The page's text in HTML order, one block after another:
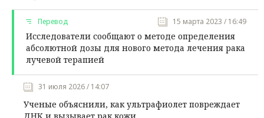
Перевод 15 марта 2023 / 16:49
Исследователи сообщают о методе определения
абсолютной дозы для нового метода лечения рака
лучевой терапией
31 июля 2026 / 14:07
Ученые объяснили, как ультрафиолет повреждает